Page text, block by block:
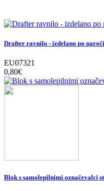
Drafter ravnilo - izdelano po
EU07321
0,80‎€
Blok s samolepilnimi označevalci